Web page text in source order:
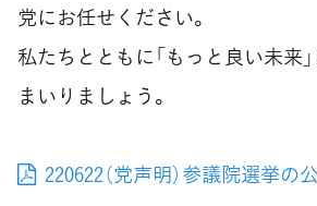
党にお任せください。
私たちとともに「もっと良い未来
まいりましょう。
220622（党声明）参議院選挙